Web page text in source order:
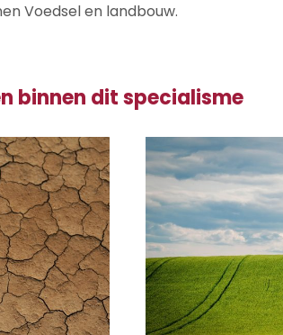
Voedsel en landbouw.
binnen dit specialisme